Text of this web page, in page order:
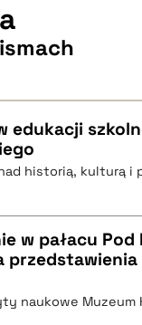
edukacji
historią, kulturą i
w pałacu
naukowe Muzeum